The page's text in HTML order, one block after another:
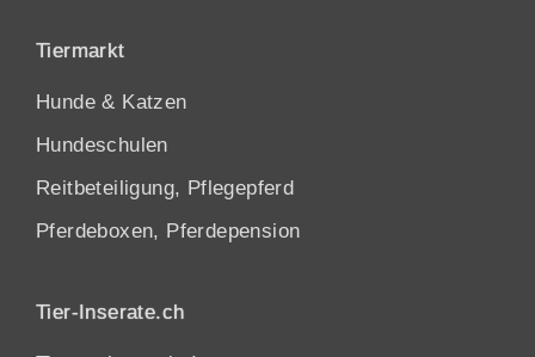
Tiermarkt
Hunde & Katzen
Hundeschulen
Reitbeteiligung, Pflegepferd
Pferdeboxen, Pferdepension
Tier-Inserate.ch